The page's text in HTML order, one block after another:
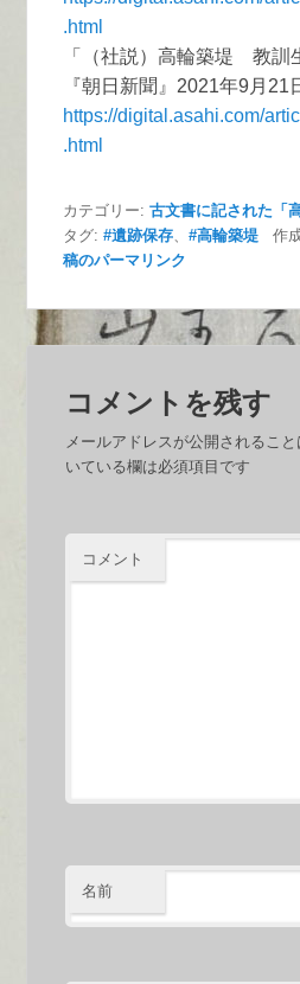
.html
「（社説）高輪築堤 教訓
『朝日新聞』2021年9月21
https://digital.asahi.com/
.html
カテゴリー:古文書に記された「
タグ:#遺跡保存 、#高輪築堤 作
稿のパーマリンク
コメントを残す
メールアドレスが公開されること
いている欄は必須項目です
コメント
名前